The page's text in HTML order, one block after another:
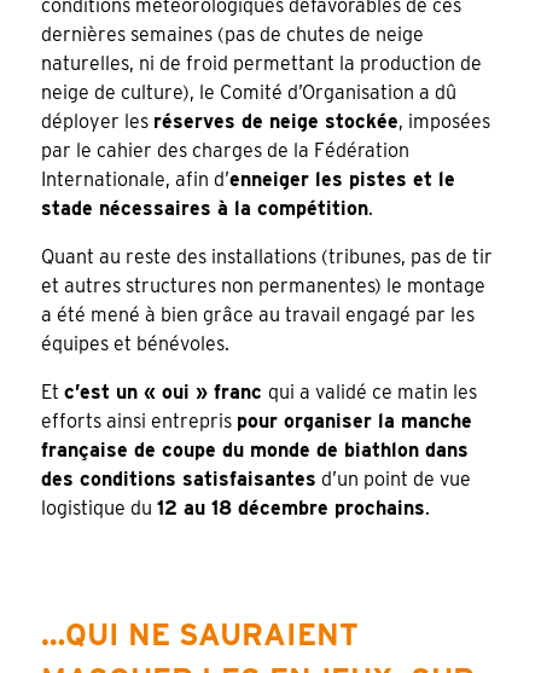
conditions météorologiques défavorables de ces
dernières semaines (pas de chutes de neige
naturelles, ni de froid permettant la production de
neige de culture), le Comité d’Organisation a dû
déployer les réserves de neige stockée, imposées
par le cahier des charges de la Fédération
Internationale, afin d’enneiger les pistes et le
stade nécessaires à la compétition.
Quant au reste des installations (tribunes, pas de tir
et autres structures non permanentes) le montage
a été mené à bien grâce au travail engagé par les
équipes et bénévoles.
Et c’est un « oui » franc qui a validé ce matin les
efforts ainsi entrepris pour organiser la manche
française de coupe du monde de biathlon dans
des conditions satisfaisantes d’un point de vue
logistique du 12 au 18 décembre prochains.
…QUI NE SAURAIENT